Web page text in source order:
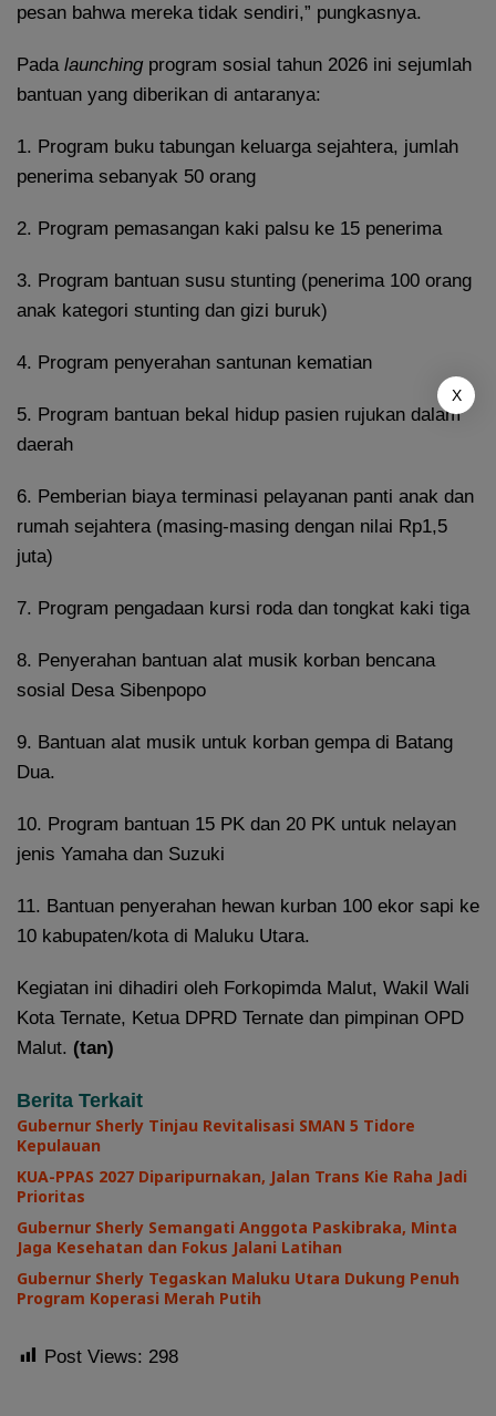
pesan bahwa mereka tidak sendiri,” pungkasnya.
Pada launchingprogram sosial tahun 2026 ini sejumlah
bantuan yang diberikan di antaranya:
1. Program buku tabungan keluarga sejahtera, jumlah
penerima sebanyak 50 orang
2. Program pemasangan kaki palsu ke 15 penerima
3. Program bantuan susu stunting (penerima 100 orang
anak kategori stunting dan gizi buruk)
4. Program penyerahan santunan kematian
5. Program bantuan bekal hidup pasien rujukan dalam
daerah
6. Pemberian biaya terminasi pelayanan panti anak dan
rumah sejahtera (masing-masing dengan nilai Rp1,5
juta)
7. Program pengadaan kursi roda dan tongkat kaki tiga
8. Penyerahan bantuan alat musik korban bencana
sosial Desa Sibenpopo
9. Bantuan alat musik untuk korban gempa di Batang
Dua.
10. Program bantuan 15 PK dan 20 PK untuk nelayan
jenis Yamaha dan Suzuki
11. Bantuan penyerahan hewan kurban 100 ekor sapi ke
10 kabupaten/kota di Maluku Utara.
Kegiatan ini dihadiri oleh Forkopimda Malut, Wakil Wali
Kota Ternate, Ketua DPRD Ternate dan pimpinan OPD
Malut. (tan)
Berita Terkait
Gubernur Sherly Tinjau Revitalisasi SMAN 5 Tidore
Kepulauan
KUA-PPAS 2027 Diparipurnakan, Jalan Trans Kie Raha Jadi
Prioritas
Gubernur Sherly Semangati Anggota Paskibraka, Minta
Jaga Kesehatan dan Fokus Jalani Latihan
Gubernur Sherly Tegaskan Maluku Utara Dukung Penuh
Program Koperasi Merah Putih
Post Views: 298
X